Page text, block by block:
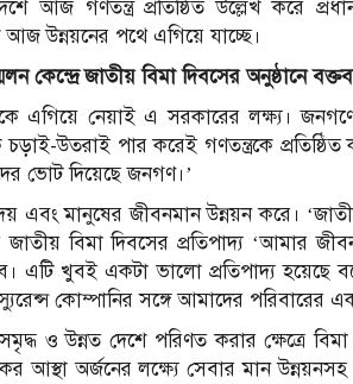
আজ গণতন্ত্র প্রতিষ্ঠিত উল্লেখ করে
উন্নয়নের পথে এগিয়ে যাচ্ছে।
কেন্দ্রে জাতীয় বিমা দিবসের অনুষ্ঠানে
এগিয়ে নেয়াই এ সরকারের লক্ষ্য।
উতরাই পার করেই গণতন্ত্রকে প্রতিষ্ঠিত
ভোট দিয়েছে জনগণ।’
দেয় এবং মানুষের জীবনমান উন্নয়ন করে।
বিমা দিবসের প্রতিপাদ্য ‘আমার
এটি খুবই একটা ভালো প্রতিপাদ্য
কোম্পানির সঙ্গে আমাদের পরিবারের
ও উন্নত দেশে পরিণত করার ক্ষেত্রে
আস্থা অর্জনের লক্ষ্যে সেবার মান